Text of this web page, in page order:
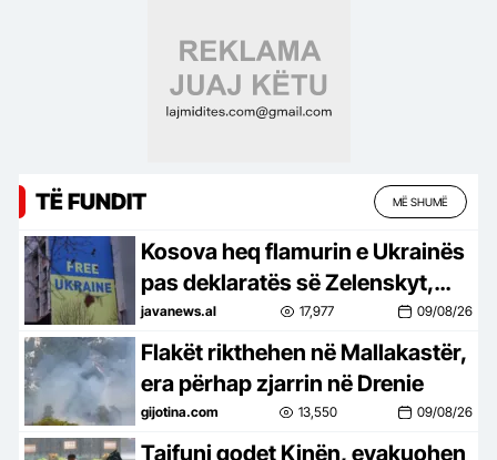
TË FUNDIT MË SHUMË
Kosova heq flamurin e Ukrainës
pas deklaratës së Zelenskyt,
reagon edhe Shqipëria: Heqja e
paraleleve, e gabuar!
javanews.al 17,977 09/08/26
Flakët rikthehen në Mallakastër,
era përhap zjarrin në Drenie
gijotina.com 13,550 09/08/26
Tajfuni godet Kinën, evakuohen